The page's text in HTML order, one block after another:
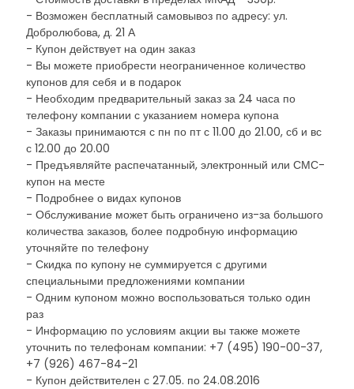
- Возможен бесплатный самовывоз по адресу: ул.
Добролюбова, д. 21 А
- Купон действует на один заказ
- Вы можете приобрести неограниченное количество
купонов для себя и в подарок
- Необходим предварительный заказ за 24 часа по
телефону компании с указанием номера купона
- Заказы принимаются с пн по пт с 11.00 до 21.00, сб и вс
с 12.00 до 20.00
- Предъявляйте распечатанный, электронный или СМС-
купон на месте
- Подробнее о видах купонов
- Обслуживание может быть ограничено из-за большого
количества заказов, более подробную информацию
уточняйте по телефону
- Скидка по купону не суммируется с другими
специальными предложениями компании
- Одним купоном можно воспользоваться только один
раз
- Информацию по условиям акции вы также можете
уточнить по телефонам компании: +7 (495) 190-00-37,
+7 (926) 467-84-21
- Купон действителен с 27.05. по 24.08.2016